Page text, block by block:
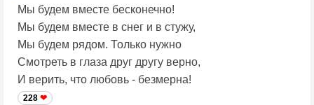
Мы будем вместе бесконечно!
Мы будем вместе в снег и в стужу,
Мы будем рядом. Только нужно
Смотреть в глаза друг другу верно,
И верить, что любовь - безмерна!
228